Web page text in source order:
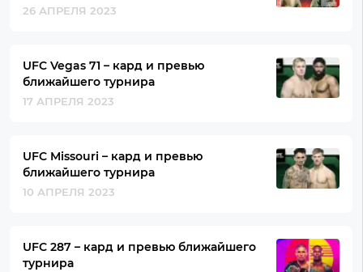
26 АПРЕЛЯ 2023
UFC Vegas 71 – кард и превью
ближайшего турнира
17 АПРЕЛЯ 2023
UFC Missouri – кард и превью
ближайшего турнира
10 АПРЕЛЯ 2023
UFC 287 – кард и превью ближайшего
турнира